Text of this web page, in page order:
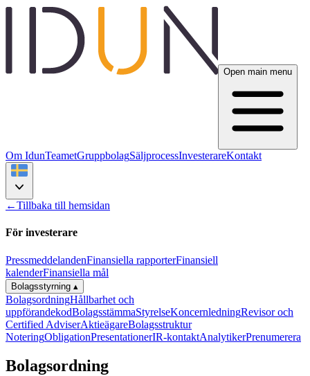
Open main menu
Om IdunTeametGruppbolagSäljprocessInvesterareKontakt
←Tillbaka till hemsidan
För investerare
PressmeddelandenFinansiella rapporterFinansiell
kalenderFinansiella mål
Bolagsstyrning ▴
BolagsordningHållbarhet och
uppförandekodBolagsstämmaStyrelseKoncernledningRevisor och
Certified AdviserAktieägareBolagsstruktur
NoteringObligationPresentationerIR-kontaktAnalytikerPrenumerera
Bolagsordning